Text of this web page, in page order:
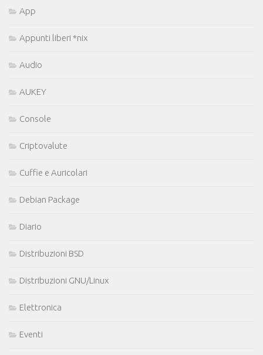
App
Appunti liberi *nix
Audio
AUKEY
Console
Criptovalute
Cuffie e Auricolari
Debian Package
Diario
Distribuzioni BSD
Distribuzioni GNU/Linux
Elettronica
Eventi